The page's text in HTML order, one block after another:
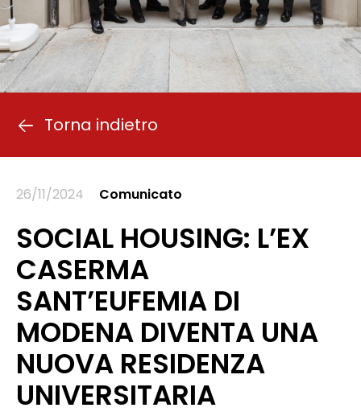
Torna indietro
26/11/2024 Comunicato
SOCIAL HOUSING: L’EX
CASERMA
SANT’EUFEMIA DI
MODENA DIVENTA UNA
NUOVA RESIDENZA
UNIVERSITARIA